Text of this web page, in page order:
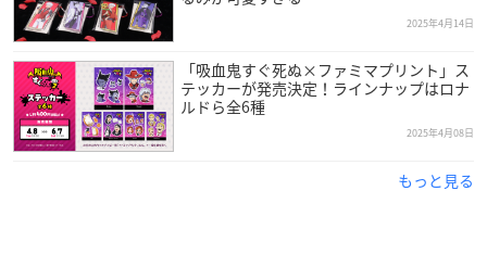
2025年4月14日
「吸血鬼すぐ死ぬ×ファミマプリント」ス
テッカーが発売決定！ラインナップはロナ
ルドら全6種
2025年4月08日
もっと見る